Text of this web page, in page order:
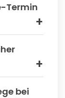
Termin
bei